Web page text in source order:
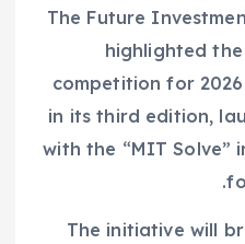
The Future
highlighted
competition for
in its third edition,
with the “MIT
The initiative will